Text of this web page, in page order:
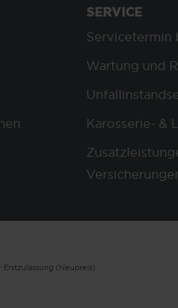
SERVICE
Servicetermin
Wartung und
Karosserie- &
(Neupreis).